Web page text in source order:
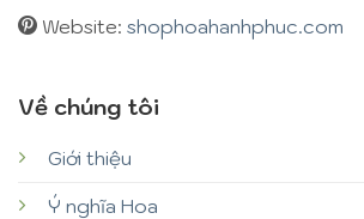
Website: shophoahanhphuc.com
Về chúng tôi
Giới thiệu
Ý nghĩa Hoa